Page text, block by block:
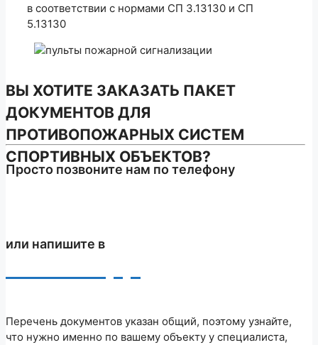
в соответствии с нормами СП 3.13130 и СП
5.13130
ВЫ ХОТИТЕ ЗАКАЗАТЬ ПАКЕТ
ДОКУМЕНТОВ ДЛЯ
ПРОТИВОПОЖАРНЫХ СИСТЕМ
СПОРТИВНЫХ ОБЪЕКТОВ?
Просто позвоните нам по телефону
или напишите в
Перечень документов указан общий, поэтому узнайте,
что нужно именно по вашему объекту у специалиста,